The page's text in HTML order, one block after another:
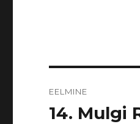
EELMINE
Eelmine
14. Mulgi